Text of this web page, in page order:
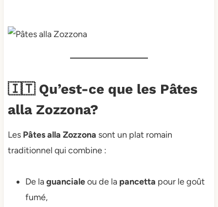
🇮🇹 Qu’est-ce que les Pâtes
alla Zozzona?
Les Pâtes alla Zozzona sont un plat romain
traditionnel qui combine :
De laguancialeou de la pancetta pour le goût
fumé,